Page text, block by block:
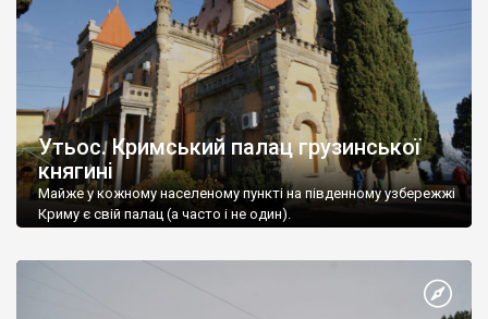
Утьос. Кримський палац грузинської
княгині
Майже у кожному населеному пункті на південному узбережжі
Криму є свій палац (а часто і не один).